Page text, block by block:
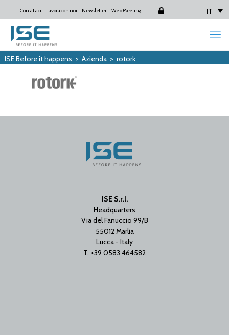
Contattaci Lavora con noi Newsletter Web Meeting IT
ISE Before it happens > Azienda> rotork
ISE S.r.l.
Headquarters
Via del Fanuccio 99/B
55012 Marlia
Lucca - Italy
T. +39 0583 464582